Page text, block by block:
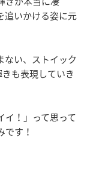
追いかける姿に元
ない、ストイック
も表現していき
イ！」って思って
す！